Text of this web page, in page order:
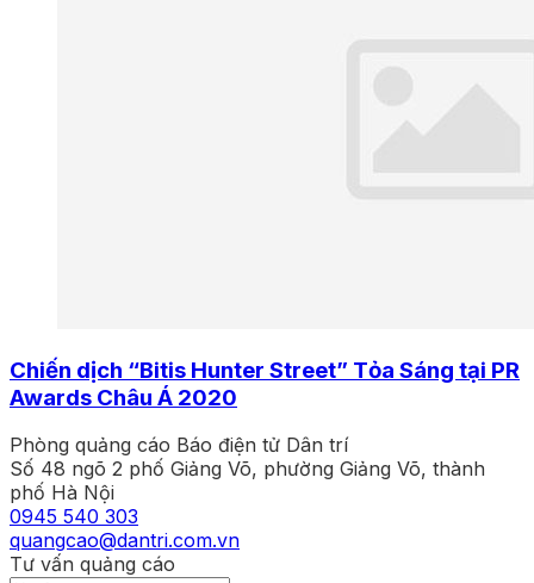
Chiến dịch “Bitis Hunter Street” Tỏa Sáng tại PR
Awards Châu Á 2020
Phòng quảng cáo Báo điện tử Dân trí
Số 48 ngõ 2 phố Giảng Võ, phường Giảng Võ, thành
phố Hà Nội
0945 540 303
quangcao@dantri.com.vn
Tư vấn quảng cáo